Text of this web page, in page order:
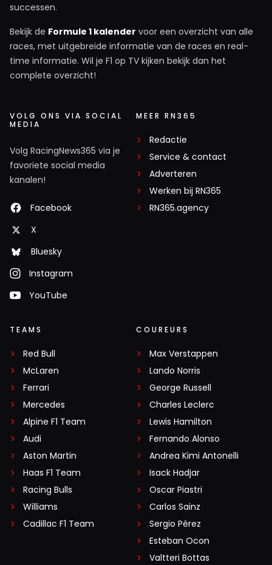
successen.
Bekijk de Formule 1 kalender voor een overzicht van alle
races, met uitgebreide informatie van de races en real-
time informatie. Wil je F1 op TV kijken bekijk dan het
complete overzicht!
VOLG ONS VIA SOCIAL
MEDIA
Volg RacingNews365 via je
favoriete social media
kanalen!
Facebook
X
Bluesky
Instagram
YouTube
MEER RN365
Redactie
Service & contact
Adverteren
Werken bij RN365
RN365.agency
TEAMS
Red Bull
McLaren
Ferrari
Mercedes
Alpine F1 Team
Audi
Aston Martin
Haas F1 Team
Racing Bulls
Williams
Cadillac F1 Team
COUREURS
Max Verstappen
Lando Norris
George Russell
Charles Leclerc
Lewis Hamilton
Fernando Alonso
Andrea Kimi Antonelli
Isack Hadjar
Oscar Piastri
Carlos Sainz
Sergio Pérez
Esteban Ocon
Valtteri Bottas